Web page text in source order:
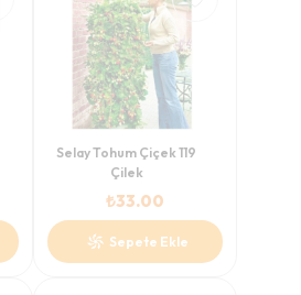
Selay Tohum Çiçek 119
Çilek
₺33.00
Sepete Ekle